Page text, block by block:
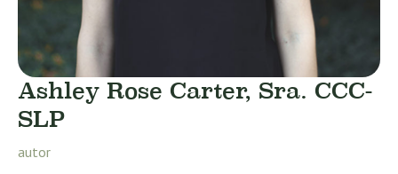
Ashley Rose Carter, Sra. CCC-
SLP
autor